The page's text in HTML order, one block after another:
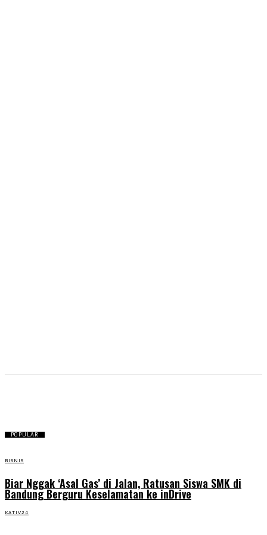
POPULAR
BISNIS
Biar Nggak ‘Asal Gas’ di Jalan, Ratusan Siswa SMK di
Bandung Berguru Keselamatan ke inDrive
KATIV24